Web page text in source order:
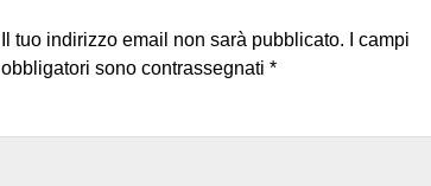
Il tuo indirizzo email non sarà pubblicato.
I campi
obbligatori sono contrassegnati *